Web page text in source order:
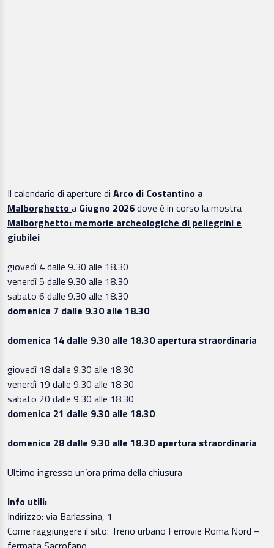
Il calendario di aperture di Arco di Costantino a
Malborghettoa Giugno 2026dove è in corso la mostra
Malborghetto: memorie archeologiche di pellegrini e
giubilei
giovedì 4 dalle 9.30 alle 18.30
venerdì 5 dalle 9.30 alle 18.30
sabato 6 dalle 9.30 alle 18.30
domenica 7 dalle 9.30 alle 18.30
domenica 14 dalle 9.30 alle 18.30 apertura straordinaria
giovedì 18 dalle 9.30 alle 18.30
venerdì 19 dalle 9.30 alle 18.30
sabato 20 dalle 9.30 alle 18.30
domenica 21 dalle 9.30 alle 18.30
domenica 28 dalle 9.30 alle 18.30 apertura straordinaria
Ultimo ingresso un’ora prima della chiusura
Info utili:
Indirizzo: via Barlassina, 1
Come raggiungere il sito: Treno urbano Ferrovie Roma Nord –